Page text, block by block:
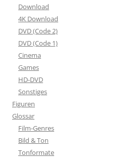
Download
4K Download
DVD (Code 2)
DVD (Code 1)
Cinema
Games
HD-DVD
Sonstiges
Figuren
Glossar
Film-Genres
Bild & Ton
Tonformate